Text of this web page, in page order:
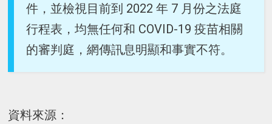
件，並檢視目前到 2022 年 7 月份之法庭
行程表，均無任何和 COVID-19 疫苗相關
的審判庭，網傳訊息明顯和事實不符。
資料來源：